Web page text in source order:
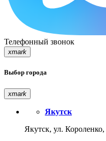
Телефонный звонок
xmark
Выбор города
xmark
Якутск
Якутск, ул. Короленко,